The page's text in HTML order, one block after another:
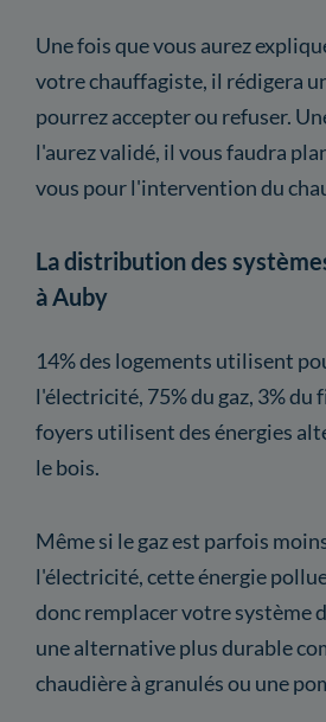
Une fois que vous aurez
votre chauffagiste, il rédigera
pourrez accepter ou refuser.
l'aurez validé, il vous faudra
vous pour l'intervention du
La distribution des
à Auby
14% des logements utilisent
l'électricité, 75% du gaz, 3% du
foyers utilisent des énergies
le bois.
Même si le gaz est parfois
l'électricité, cette énergie
donc remplacer votre système
une alternative plus durable
chaudière à granulés ou une